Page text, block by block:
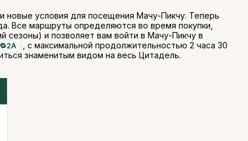
новые условия для посещения Мачу-Пикчу. Теперь
Все маршруты определяются во время покупки,
сезоны) и позволяет вам войти в Мачу-Пикчу в
2A
, с максимальной продолжительностью 2 часа 30
знаменитым видом на весь Цитадель.